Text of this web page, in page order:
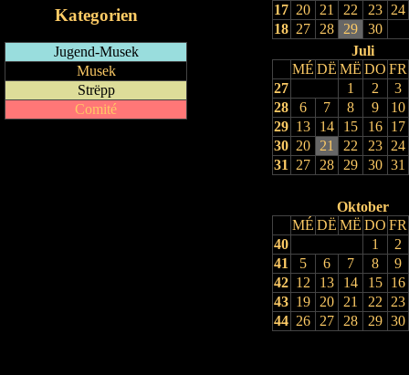
Kategorien
Jugend-Musek
Musek
Strëpp
Comité
17 20 21 22 23
24
18 27 28 29
30
Juli
MÉ DË MË DO FR
27
1 2
3
28
6 7 8 9
10
29 13 14 15 16
17
30 20 21 22 23
24
31
27 28 29 30 31
Oktober
MÉ DË MË DO FR
40
1
2
41
5 6 7 8
9
42 12 13 14 15
16
43 19 20 21 22
23
44 26 27 28 29 30